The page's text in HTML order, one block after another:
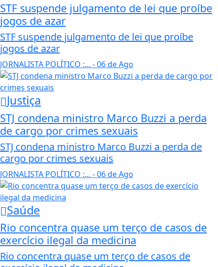
STF suspende julgamento de lei que proíbe
jogos de azar
STF suspende julgamento de lei que proíbe
jogos de azar
JORNALISTA POLÍTICO :... - 06 de Ago
Justiça
STJ condena ministro Marco Buzzi a perda
de cargo por crimes sexuais
STJ condena ministro Marco Buzzi a perda de
cargo por crimes sexuais
JORNALISTA POLÍTICO :... - 06 de Ago
Saúde
Rio concentra quase um terço de casos de
exercício ilegal da medicina
Rio concentra quase um terço de casos de